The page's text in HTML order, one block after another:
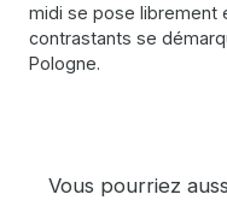
midi se pose librement
contrastants se
Pologne.
Vous pourriez